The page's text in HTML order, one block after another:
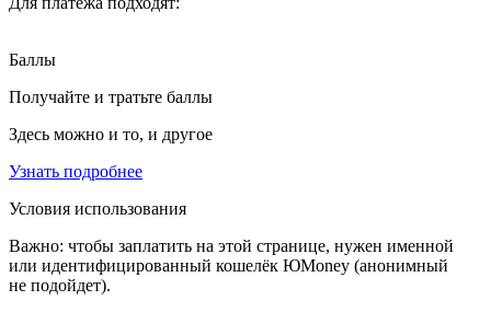
Баллы
Получайте и тратьте баллы
Здесь можно и то, и другое
Узнать подробнее
Условия использования
Важно: чтобы заплатить на этой странице, нужен именной
или идентифицированный кошелёк ЮMoney (анонимный
не подойдет).